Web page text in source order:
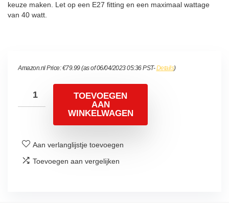
keuze maken. Let op een E27 fitting en een maximaal wattage
van 40 watt.
Amazon.nl Price:€79.99(as of 06/04/2023 05:36 PST-Details)
TOEVOEGEN
AAN
WINKELWAGEN
Aan verlanglijstje toevoegen
Toevoegen aan vergelijken